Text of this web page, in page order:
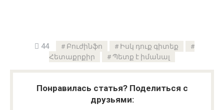
44 Բուժինֆո
Իսկ դուք գիտեք
Հետաքրքիր
Պետք է իմանալ
Понравилась статья? Поделиться с
друзьями: